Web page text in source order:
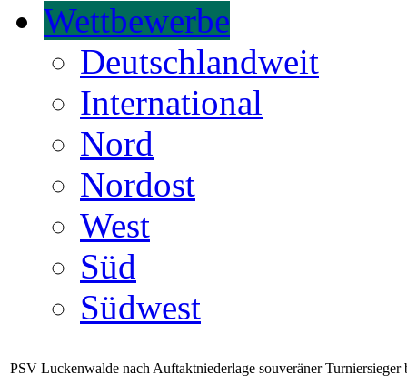
Wettbewerbe
Deutschlandweit
International
Nord
Nordost
West
Süd
Südwest
PSV Luckenwalde nach Auftaktniederlage souveräner